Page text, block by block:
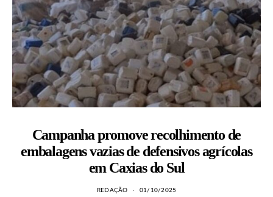
Campanha promove recolhimento de
embalagens vazias de defensivos agrícolas
em Caxias do Sul
REDAÇÃO 01/10/2025